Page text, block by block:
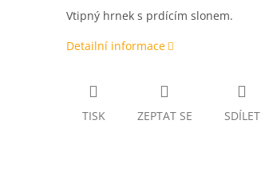
Vtipný hrnek s prdícím slonem.
Detailní informace
TISK ZEPTAT SE SDÍLET